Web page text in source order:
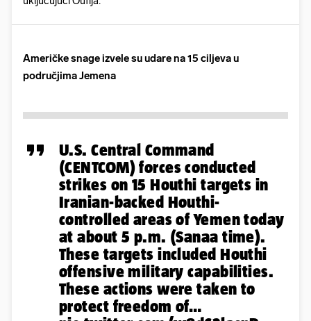
Američke snage izvele su udare na 15 ciljeva u
područjima Jemena
U.S. Central Command
(CENTCOM) forces conducted
strikes on 15 Houthi targets in
Iranian-backed Houthi-
controlled areas of Yemen today
at about 5 p.m. (Sanaa time).
These targets included Houthi
offensive military capabilities.
These actions were taken to
protect freedom of…